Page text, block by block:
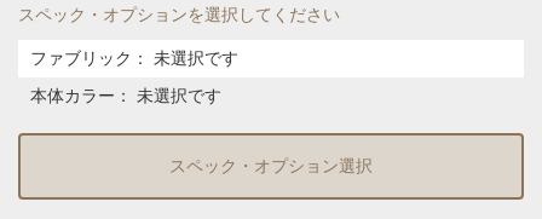
スペック・オプションを選択してください
ファブリック ：
未選択です
本体カラー ： 未選択です
スペック・オプション選択